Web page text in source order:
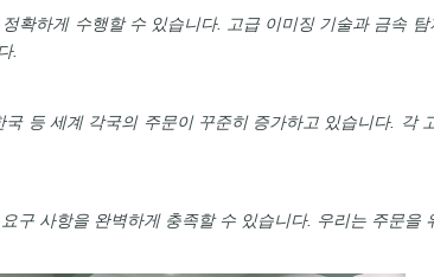
확하게 수행할 수 있습니다. 고급 이미징 기술과 금속
.
등 세계 각국의 주문이 꾸준히 증가하고 있습니다. 각
구 사항을 완벽하게 충족할 수 있습니다. 우리는 주문을